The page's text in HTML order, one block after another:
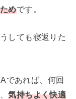
めです。
しても寝返りた
であれば、何回
気持ちよく快適